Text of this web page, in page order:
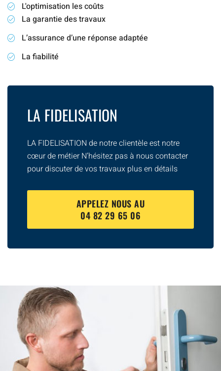
L'optimisation les coûts
La garantie des travaux
L’assurance d’une réponse adaptée
La fiabilité
LA FIDELISATION
LA FIDELISATION de notre clientèle est notre
cœur de métier N’hésitez pas à nous contacter
pour discuter de vos travaux plus en détails
APPELEZ NOUS AU
04 82 29 65 06